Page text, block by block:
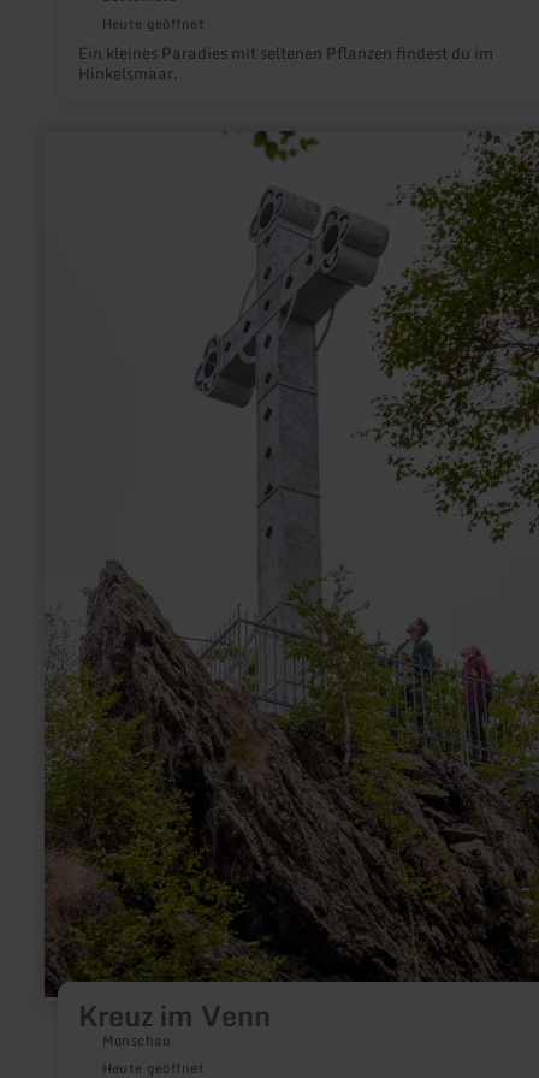
Heute geöffnet
Ein kleines Paradies mit seltenen Pflanzen findest du im
Hinkelsmaar.
Kreuz im Venn
Monschau
Heute geöffnet